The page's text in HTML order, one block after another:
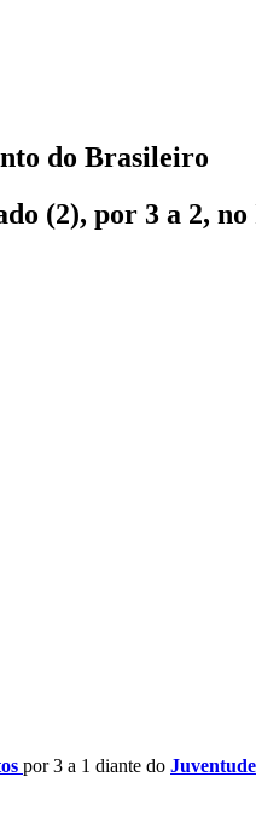
do Brasileiro
(2), por 3 a 2,
por 3 a 1 diante do Juventude